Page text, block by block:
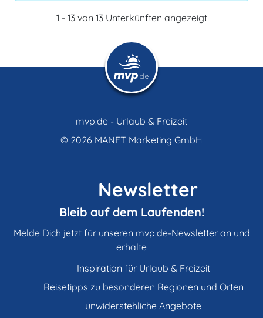
1 - 13 von 13 Unterkünften angezeigt
mvp.de - Urlaub & Freizeit
© 2026 MANET Marketing GmbH
Newsletter
Bleib auf dem Laufenden!
Melde Dich jetzt für unseren mvp.de-Newsletter an und
erhalte
Inspiration für Urlaub & Freizeit
Reisetipps zu besonderen Regionen und Orten
unwiderstehliche Angebote